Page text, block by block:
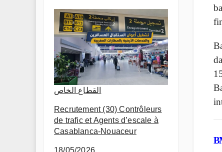
القطاع الخاص
Recrutement (30) Contrôleurs
de trafic et Agents d’escale à
Casablanca-Nouaceur
18/05/2026